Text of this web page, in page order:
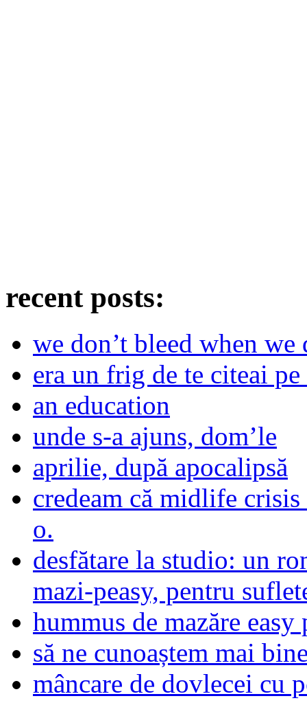
recent posts:
we don’t bleed when we
era un frig de te citeai
an education
unde s-a ajuns, dom’le
aprilie, după apocalipsă
credeam că midlife crisis
o.
desfătare la studio: un
mazi-peasy, pentru
hummus de mazăre easy
să ne cunoaștem mai
mâncare de dovlecei cu